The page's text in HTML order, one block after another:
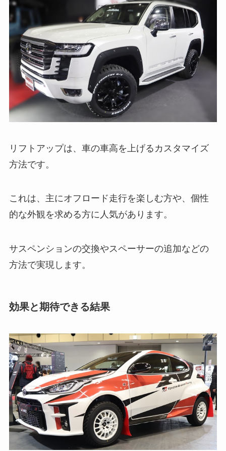
リフトアップは、車の車高を上げるカスタマイズ
方法です。
これは、主にオフロード走行を楽しむ方や、個性
的な外観を求める方に人気があります。
サスペンションの交換やスペーサーの追加などの
方法で実現します。
効果と期待できる結果